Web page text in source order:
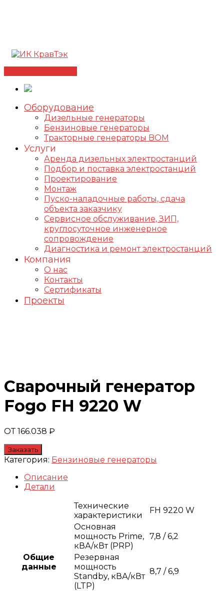
Оборудование
Дизельные генераторы
Бензиновые генераторы
Тракторные генераторы BOM
Услуги
Аренда дизельных электростанций
Подбор и поставка электростанций
Проектирование
Монтаж
Пуско-наладочные работы, сдача
объекта заказчику
Сервисное обслуживание, ЗИП,
круглосуточное инженерное
сопровождение
Диагностика и ремонт электростанций
Компания
О нас
Контакты
Сертификаты
Проекты
Сварочный генератор
Fogo FH 9220 W
ОТ 166.038 ₽
Заказать
Категория: Бензиновые генераторы
Описание
Детали
Общие
данные
Технические
характеристики
FH 9220 W
Основная
мощность Prime,
кВА/кВт (PRP)
7,8 / 6,2
Резервная
мощность
Standby, кВА/кВт
(LTP)
8,7 / 6,9